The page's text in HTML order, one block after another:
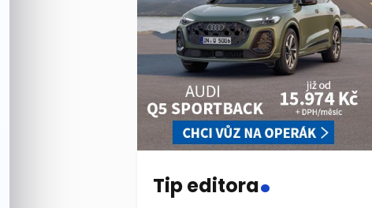
Tip editora.